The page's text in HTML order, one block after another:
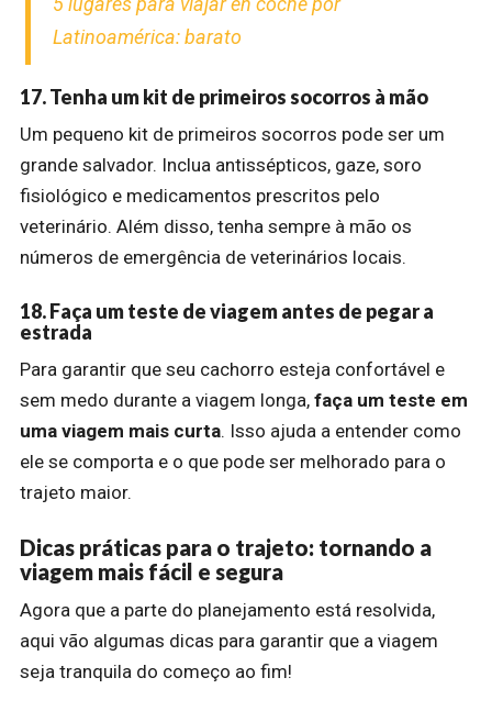
Latinoamérica: barato
17. Tenha um kit de primeiros socorros à mão
Um pequeno kit de primeiros socorros pode ser um
grande salvador. Inclua antissépticos, gaze, soro
fisiológico e medicamentos prescritos pelo
veterinário. Além disso, tenha sempre à mão os
números de emergência de veterinários locais.
18. Faça um teste de viagem antes de pegar a
estrada
Para garantir que seu cachorro esteja confortável e
sem medo durante a viagem longa, faça um teste em
uma viagem mais curta. Isso ajuda a entender como
ele se comporta e o que pode ser melhorado para o
trajeto maior.
Dicas práticas para o trajeto: tornando a
viagem mais fácil e segura
Agora que a parte do planejamento está resolvida,
aqui vão algumas dicas para garantir que a viagem
seja tranquila do começo ao fim!